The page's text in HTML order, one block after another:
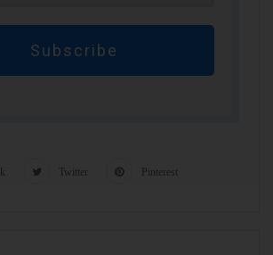
Subscribe
Twitter Pinterest